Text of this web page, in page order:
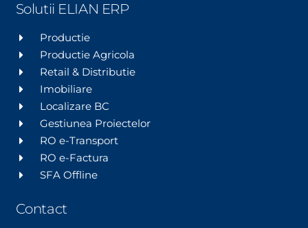
Solutii ELIAN ERP
Productie
Productie Agricola
Retail & Distributie
Imobiliare
Localizare BC
Gestiunea Proiectelor
RO e-Transport
RO e-Factura
SFA Offline
Contact